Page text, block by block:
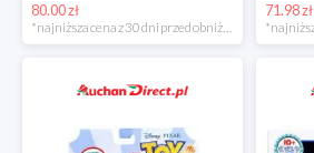
80.00 zł
*najniższa cena z 30 dni przed obniżką
71.98 zł